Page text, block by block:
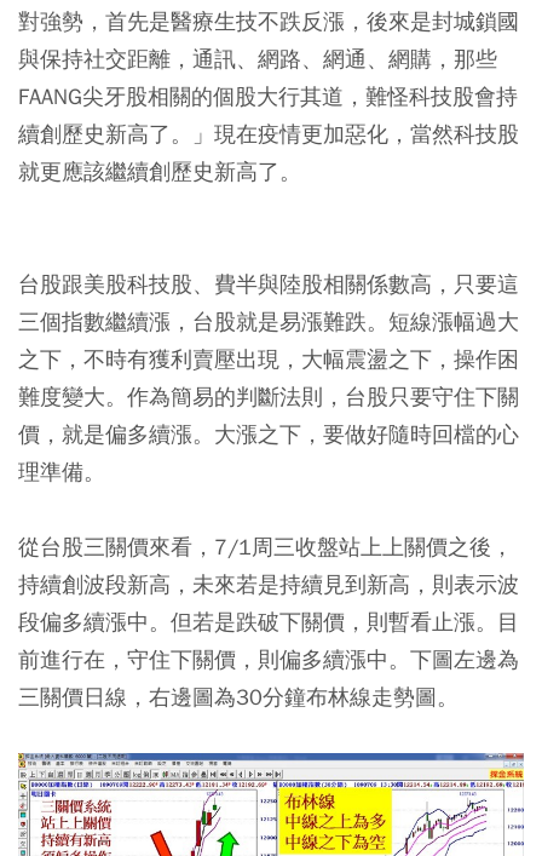
對強勢，首先是醫療生技不跌反漲，後來是封城鎖國
與保持社交距離，通訊、網路、網通、網購，那些
FAANG尖牙股相關的個股大行其道，難怪科技股會持
續創歷史新高了。」現在疫情更加惡化，當然科技股
就更應該繼續創歷史新高了。
台股跟美股科技股、費半與陸股相關係數高，只要這
三個指數繼續漲，台股就是易漲難跌。短線漲幅過大
之下，不時有獲利賣壓出現，大幅震盪之下，操作困
難度變大。作為簡易的判斷法則，台股只要守住下關
價，就是偏多續漲。大漲之下，要做好隨時回檔的心
理準備。
從台股三關價來看，7/1周三收盤站上上關價之後，
持續創波段新高，未來若是持續見到新高，則表示波
段偏多續漲中。但若是跌破下關價，則暫看止漲。目
前進行在，守住下關價，則偏多續漲中。下圖左邊為
三關價日線，右邊圖為30分鐘布林線走勢圖。